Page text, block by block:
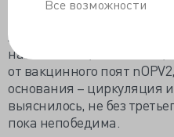
Все возможности
Африканских детей,
нате» - и от 2, и от 3
от вакцинного поят
основания – циркуляция и
выяснилось, не без
пока непобедима.